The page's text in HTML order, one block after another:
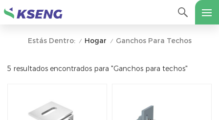
Estás Dentro: / Hogar / Ganchos Para Techos
5 resultados encontrados para "Ganchos para techos"